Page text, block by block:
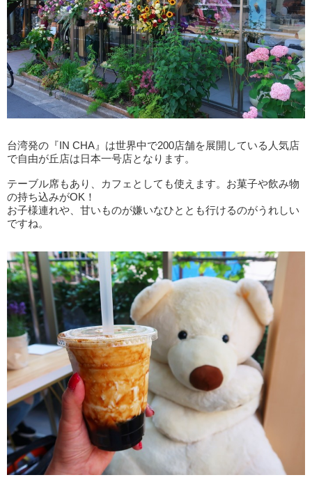
台湾発の『IN CHA』は世界中で200店舗を展開している人気店
で自由が丘店は日本一号店となります。
テーブル席もあり、カフェとしても使えます。お菓子や飲み物
の持ち込みがOK！
お子様連れや、甘いものが嫌いなひととも行けるのがうれしい
ですね。